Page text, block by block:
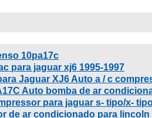
10pa17c
para jaguar xj6 1995-1997
Jaguar XJ6 Auto a / c
Auto bomba de ar
para jaguar s- tipo/x-
de ar condicionado para lincoln